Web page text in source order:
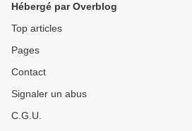
Hébergé par Overblog
Top articles
Pages
Contact
Signaler un abus
C.G.U.